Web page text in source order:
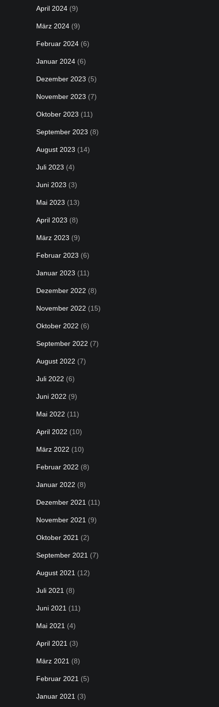
April 2024 (9)
März 2024 (9)
Februar 2024 (6)
Januar 2024 (6)
Dezember 2023 (5)
November 2023 (7)
Oktober 2023 (11)
September 2023 (8)
August 2023 (14)
Juli 2023 (4)
Juni 2023 (3)
Mai 2023 (13)
April 2023 (8)
März 2023 (9)
Februar 2023 (6)
Januar 2023 (11)
Dezember 2022 (8)
November 2022 (15)
Oktober 2022 (6)
September 2022 (7)
August 2022 (7)
Juli 2022 (6)
Juni 2022 (9)
Mai 2022 (11)
April 2022 (10)
März 2022 (10)
Februar 2022 (8)
Januar 2022 (8)
Dezember 2021 (11)
November 2021 (9)
Oktober 2021 (2)
September 2021 (7)
August 2021 (12)
Juli 2021 (8)
Juni 2021 (11)
Mai 2021 (4)
April 2021 (3)
März 2021 (8)
Februar 2021 (5)
Januar 2021 (3)